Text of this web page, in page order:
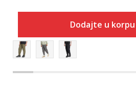
Dodajte u korpu